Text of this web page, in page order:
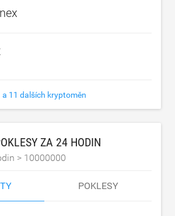
a 11 dalších kryptoměn
ZA 24 HODIN
> 10000000
POKLESY